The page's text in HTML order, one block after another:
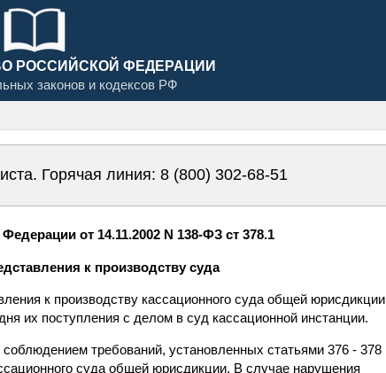
РОССИЙСКОЙ ФЕДЕРАЦИИ
законов и кодексов РФ
Горячая линия: 8 (800) 302-68-51
от 14.11.2002 N 138-ФЗ ст 378.1
к производству суда
к производству кассационного суда общей юрисдикции
их поступления с делом в суд кассационной инстанции.
требований, установленных статьями 376 - 378
суда общей юрисдикции. В случае нарушения